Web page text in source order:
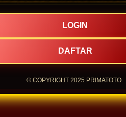
LOGIN
DAFTAR
© COPYRIGHT 2025 PRIMATOTO